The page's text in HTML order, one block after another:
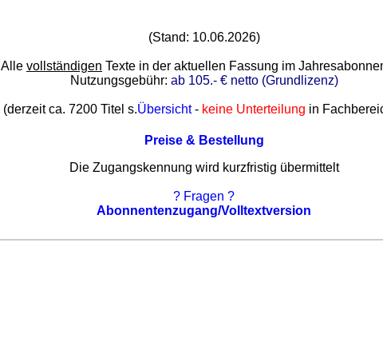
(Stand: 10.06.2026)
Alle vollständigen Texte in der aktuellen Fassung im
Nutzungsgebühr: ab 105.- € netto (Grundlizenz)
(derzeit ca. 7200 Titel s.Übersicht- keine Unterteilung in
Preise & Bestellung
Die Zugangskennung wird kurzfristig übermittelt
? Fragen ?
Abonnentenzugang/Volltextversion